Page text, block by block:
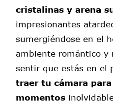
cristalinas y arena
impresionantes
sumergiéndose en el
ambiente romántico y
sentir que estás en el
traer tu cámara
momentos